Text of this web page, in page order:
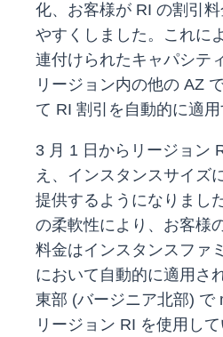
化、お客様が RI の割引
やすくしました。これに
連付けられたキャパシテ
リージョン内の他の AZ
て RI 割引を自動的に適用
3 月 1 日からリージョン
え、インスタンスサイズ
提供するようになりまし
の柔軟性により、お客様
料金はインスタンスファ
において自動的に適用さ
東部 (バージニア北部) で
リージョン RI を使用し